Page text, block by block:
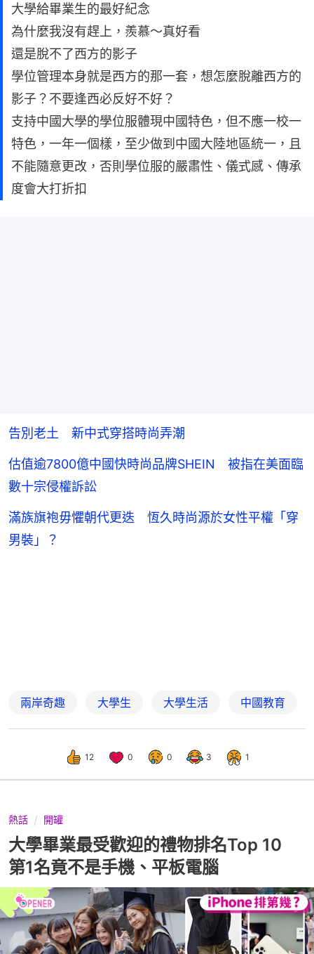
大學給畢業生的最好紀念
為什麼我沒有趕上，羨慕～真好看
還是脫不了西方的影子
學位管理本身就是西方的那一套，想怎麼脫離西方的
影子？不要逢西必反好不好？
支持中國大學的學位服體現中國特色，但不應一校一
特色，一年一個樣，至少做到中國大陸地區統一，且
不能隨意更改，否則學位服的嚴肅性、儀式感、傳承
度會大打折扣
告別老土 新中式穿搭時尚弄潮
估值逾7800億中國快時尚品牌SHEIN 被指在美面臨
數十宗侵權訴訟
滿族旗袍毋懼朝代更迭 恆久時尚源於女性平權「穿
男裝」？
兩岸奇趣 大學生 大學生活 中國教育
12 0 0 3 1
熱話 開罐
大學畢業最受歡迎的禮物排名Top 10
第1名竟不是手機、平板電腦